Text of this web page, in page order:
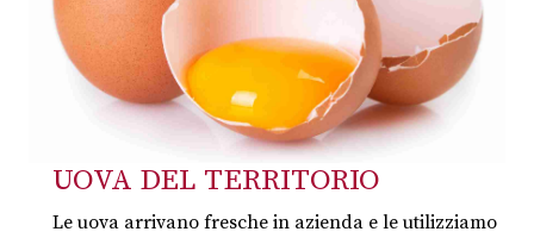
UOVA DEL TERRITORIO
Le uova arrivano fresche in azienda e le utilizziamo